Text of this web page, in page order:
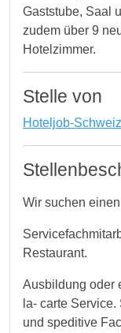
Gaststube, Saal
zudem über 9
Hotelzimmer.
Stelle von
Hoteljob-Schweiz
Wir suchen
Restaurant.
Ausbildung oder
la- carte
und speditive